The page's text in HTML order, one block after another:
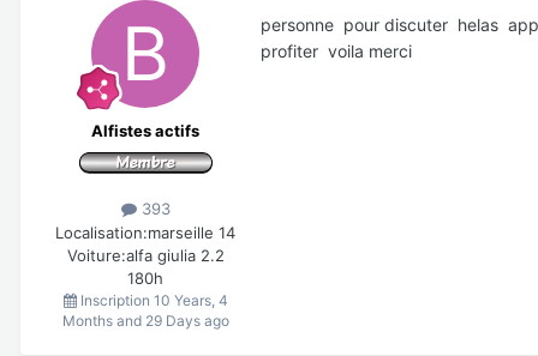
Alfistes actifs
393
Localisation:marseille 14
Voiture:alfa giulia 2.2
180h
Inscription 10 Years, 4
Months and 29 Days ago
personne pour discuter helas
profiter voila merci